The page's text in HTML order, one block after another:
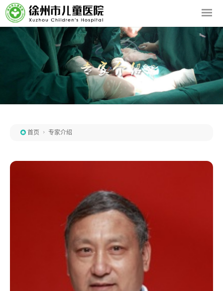
 首页  专家介绍